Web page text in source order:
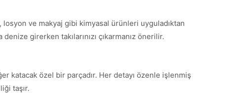
losyon ve makyaj gibi kimyasal ürünleri uyguladıktan
girerken takılarınızı çıkarmanız önerilir.
katacak özel bir parçadır. Her detayı özenle işlenmiş
taşır.